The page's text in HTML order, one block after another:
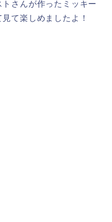
さんが作ったミッキー
て楽しめましたよ！